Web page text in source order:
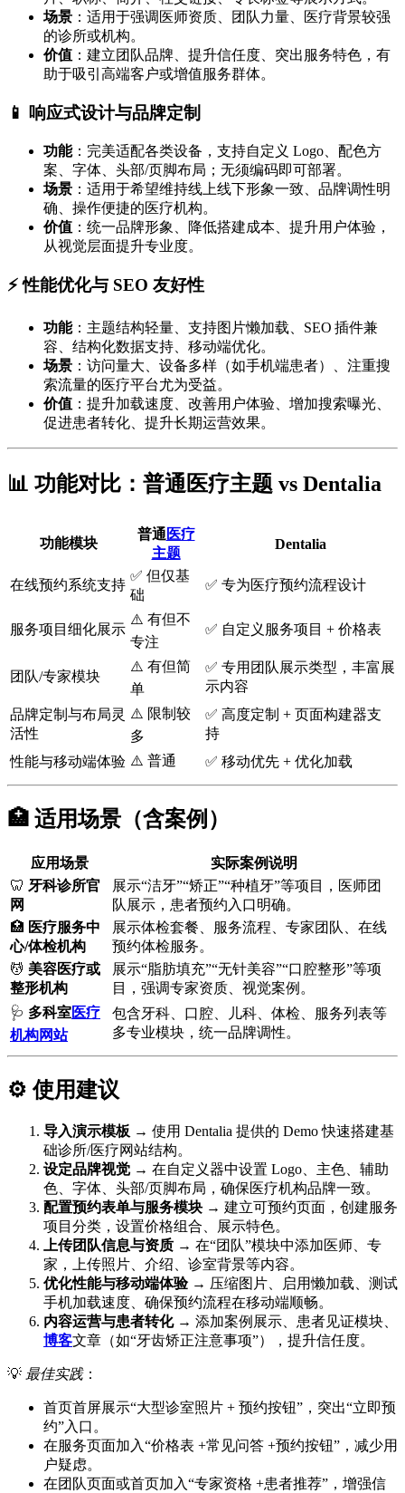
场景 ：适用于强调医师资质、团队力量、医疗背景较强
的诊所或机构。
价值 ：建立团队品牌、提升信任度、突出服务特色，有
助于吸引高端客户或增值服务群体。
📱 响应式设计与品牌定制
功能：完美适配各类设备，支持自定义 Logo、配色方
案、字体、头部/页脚布局；无须编码即可部署。
场景 ：适用于希望维持线上线下形象一致、品牌调性明
确、操作便捷的医疗机构。
价值 ：统一品牌形象、降低搭建成本、提升用户体验，
从视觉层面提升专业度。
⚡ 性能优化与 SEO 友好性
功能：主题结构轻量、支持图片懒加载、SEO 插件兼
容、结构化数据支持、移动端优化。
场景 ：访问量大、设备多样（如手机端患者）、注重搜
索流量的医疗平台尤为受益。
价值 ：提升加载速度、改善用户体验、增加搜索曝光、
促进患者转化、提升长期运营效果。
📊 功能对比：普通医疗主题 vs Dentalia
功能模块
普通 医疗
主题
Dentalia
在线预约系统支持
✅ 但仅基
础
✅ 专为医疗预约流程设计
服务项目细化展示
⚠️ 有但不
专注
✅ 自定义服务项目 + 价格表
团队/专家模块
⚠️ 有但简
单
✅ 专用团队展示类型，丰富展
示内容
品牌定制与布局灵
活性
⚠️ 限制较
多
✅ 高度定制 + 页面构建器支
持
性能与移动端体验 ⚠️ 普通 ✅ 移动优先 + 优化加载
🏥 适用场景（含案例）
应用场景
实际案例说明
🦷 牙科诊所官
网
展示“洁牙”“矫正”“种植牙”等项目，医师团
队展示，患者预约入口明确。
🏥 医疗服务中
心/体检机构
展示体检套餐、服务流程、专家团队、在线
预约体检服务。
💆 美容医疗或
整形机构
展示“脂肪填充”“无针美容”“口腔整形”等项
目，强调专家资质、视觉案例。
🩺 多科室医疗
机构网站
包含牙科、口腔、儿科、体检、服务列表等
多专业模块，统一品牌调性。
⚙️ 使用建议
导入演示模板 → 使用 Dentalia 提供的 Demo 快速搭建基
础诊所/医疗网站结构。
设定品牌视觉→ 在自定义器中设置 Logo、主色、辅助
色、字体、头部/页脚布局，确保医疗机构品牌一致。
配置预约表单与服务模块 → 建立可预约页面，创建服务
项目分类，设置价格组合、展示特色。
上传团队信息与资质 → 在“团队”模块中添加医师、专
家，上传照片、介绍、诊室背景等内容。
优化性能与移动端体验→ 压缩图片、启用懒加载、测试
手机加载速度、确保预约流程在移动端顺畅。
内容运营与患者转化→ 添加案例展示、患者见证模块、
博客文章（如“牙齿矫正注意事项”），提升信任度。
💡 最佳实践：
首页首屏展示“大型诊室照片 + 预约按钮”，突出“立即预
约”入口。
在服务页面加入“价格表 +常见问答 +预约按钮”，减少用
户疑虑。
在团队页面或首页加入“专家资格 +患者推荐”，增强信